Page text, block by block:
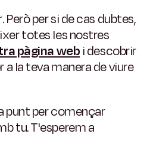
Però per si de cas dubtes,
totes les nostres
pàgina webi descobrir
la teva manera de viure
punt per començar
tu. T'esperem a